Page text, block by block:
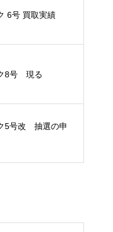
6号 買取実績
8号 現る
5号改 抽選の申